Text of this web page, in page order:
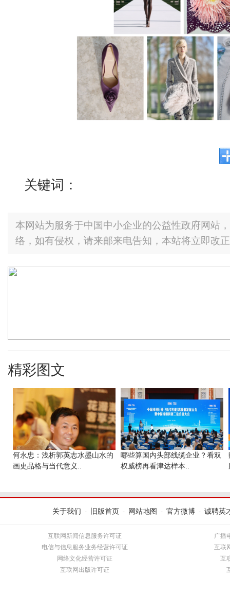
关键词：
本网站为服务于中国中小企业的公益性政府网站
络，如有侵权，请来邮来电告知，本站将立即改
精彩图文
何永忠：浅析郭英志水墨山水的
画史品格与当代意义..
哪些算国内头部线缆企业？看双
权威榜再看津达样本..
关于我们 - 旧版首页 - 网站地图 - 官方微博 - 诚聘英
互联网新闻信息服务许可证
电信与信息服务业务经营许可证
网络文化经营许可证
互联网出版许可证
广播
互联
互